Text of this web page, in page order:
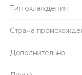
Тип охлаждения
Страна
Дополнительно